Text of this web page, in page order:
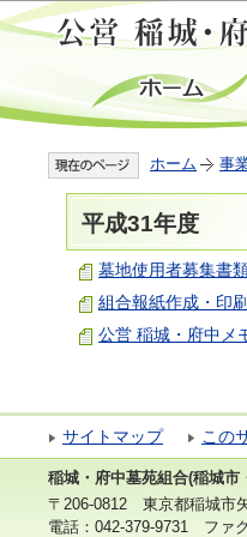
ホーム 事
平成31年度
墓地使用者募集書
組合報紙作成・印
公営 稲城・府中メ
サイトマップ この
稲城・府中墓苑組合(稲城市
〒206-0812 東京都稲城市
電話：042-379-9731 ファ